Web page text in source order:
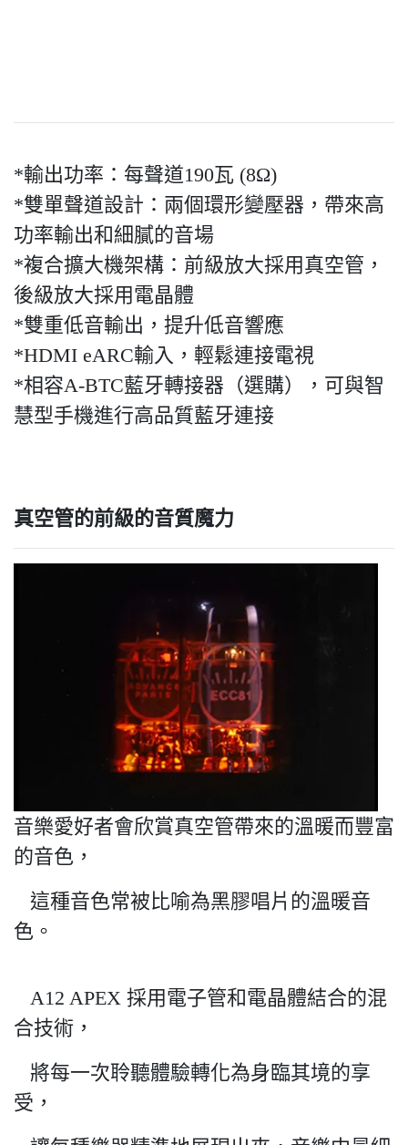
*輸出功率：每聲道190瓦 (8Ω)
*雙單聲道設計：兩個環形變壓器，帶來高
功率輸出和細膩的音場
*複合擴大機架構：前級放大採用真空管，
後級放大採用電晶體
*雙重低音輸出，提升低音響應
*HDMI eARC輸入，輕鬆連接電視
*相容A-BTC藍牙轉接器（選購），可與智
慧型手機進行高品質藍牙連接
真空管的前級的音質魔力
音樂愛好者會欣賞真空管帶來的溫暖而豐富
的音色，
這種音色常被比喻為黑膠唱片的溫暖音
色。
A12 APEX 採用電子管和電晶體結合的混
合技術，
將每一次聆聽體驗轉化為身臨其境的享
受，